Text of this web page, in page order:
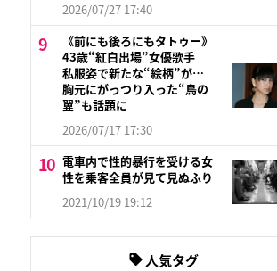
2026/07/27 17:40
《前にも後ろにもタトゥー》
43歳“紅白出場”女優歌手
私服姿で新たな“絵柄”が…
胸元にがっつり入った“鳥の
翼”も話題に
2026/07/17 17:30
電車内で性的暴行を受ける女
性を乗客全員が見て見ぬふり
2021/10/19 19:12
人気タグ